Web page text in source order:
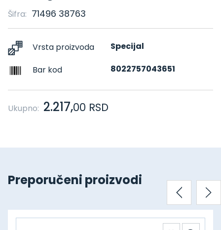
Šifra: 71496 38763
Vrsta proizvoda Specijal
Bar kod 8022757043651
Ukupno: 2.217,00 RSD
Preporučeni proizvodi